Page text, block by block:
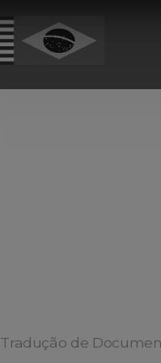
Tradução de